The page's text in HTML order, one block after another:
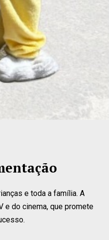
e toda a família. A
e do cinema, que promete